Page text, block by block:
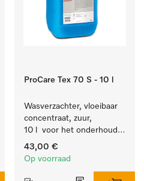
ProCare Tex 70 S - 10 l
Wasverzachter, vloeibaar
concentraat, zuur,
10 l  voor het onderhoud
van vezels zodat het
textiel lang zacht blijft.
43,00 €
Op voorraad